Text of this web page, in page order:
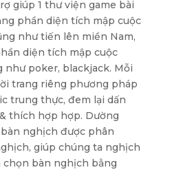
giúp 1 thư viện game bài
phần diện tích mập cuộc
như tiến lên miền Nam,
diện tích mập cuộc
như poker, blackjack. Mỗi
trang riêng phương pháp
trung thực, đem lại dấn
thích hợp hợp. Dường
nghịch được phân
giúp chúng ta nghịch
chọn bàn nghịch bằng